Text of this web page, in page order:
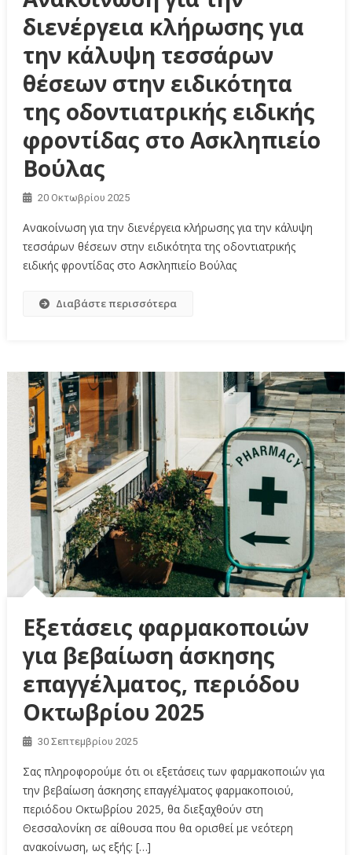
διενέργεια κλήρωσης για
την κάλυψη τεσσάρων
θέσεων στην ειδικότητα
της οδοντιατρικής ειδικής
φροντίδας στο Aσκληπιείο
Βούλας
20 Οκτωβρίου 2025
Ανακοίνωση για την διενέργεια κλήρωσης για την κάλυψη
τεσσάρων θέσεων στην ειδικότητα της οδοντιατρικής
ειδικής φροντίδας στο Aσκληπιείο Βούλας
Διαβάστε περισσότερα
Εξετάσεις φαρμακοποιών
για βεβαίωση άσκησης
επαγγέλματος, περιόδου
Οκτωβρίου 2025
30 Σεπτεμβρίου 2025
Σας πληροφορούμε ότι οι εξετάσεις των φαρμακοποιών για
την βεβαίωση άσκησης επαγγέλματος φαρμακοποιού,
περιόδου Οκτωβρίου 2025, θα διεξαχθούν στη
Θεσσαλονίκη σε αίθουσα που θα ορισθεί με νεότερη
ανακοίνωση, ως εξής: […]